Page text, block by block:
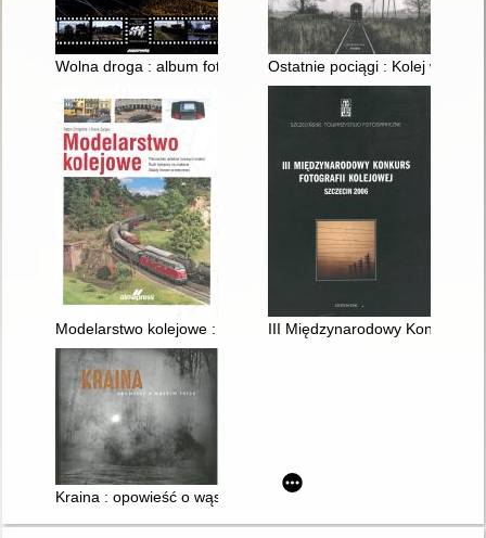
Wolna droga : album fotografii z lat 1973-2000
Ostatnie pociągi : Kolej w
Modelarstwo kolejowe : planowanie układów torowych
III Międzynarodowy Konkurs
Kraina : opowieść o wąskim torze